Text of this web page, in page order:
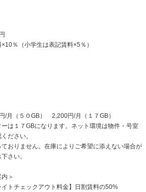
％（小学生は表記賃料×5％）
/月（５０GB） 2,200円/月（１７GB）
は１７GBになります。ネット環境は物件・号室
ださい。
おりません。在庫によりご希望に添えない場合が
さい。
＞
イトチェックアウト料金】日割賃料の50%